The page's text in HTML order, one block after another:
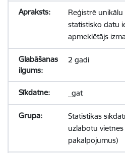
Reģistrē
statistisko datu
apmeklētājs
2 gadi
_gat
Statistikas
uzlabotu
pakalpojumus)